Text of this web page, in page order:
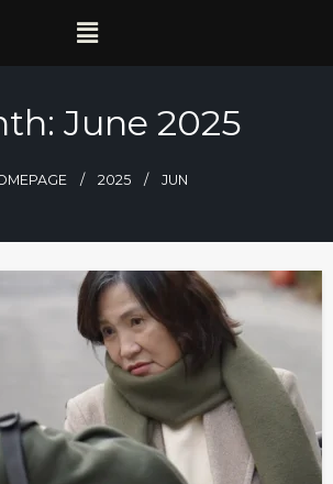
June 2025
2025 JUN